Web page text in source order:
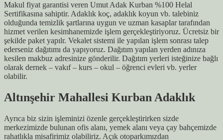
Makul fiyat garantisi veren Umut Adak Kurban %100 Helal
Sertifikasına sahiptir. Adaklık koç, adaklık koyun vb. talebiniz
olduğunda temizlik şartlarına uygun ve uzman kasaplar tarafından
hizmet verilen kesimhanemizde işlem gerçekleştiriyoruz. Ücretsiz bir
şekilde paket yapılr. Vekalet sistemi ile yapılan işlem sonrası talep
ederseniz dağıtımı da yapıyoruz. Dağıtım yapılan yerden adınıza
kesilen makbuz adresinize gönderilir. Dağıtım yerleri isteğinize bağlı
olarak dernek – vakıf – kurs – okul – öğrenci evleri vb. yerler
olabilir.
Altınşehir Mahallesi Kurban Adaklık
Ayrıca biz sizin işleminizi özenle gerçekleştirirken sizde
merkezimizde bulunan ofis alanı, yemek alanı veya çay bahçemizde
rahatlıkla misafirimiz olabiliriz. Açık otoparkımızdan